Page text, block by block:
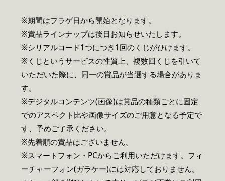
※期間はフラゲ日から開始となります。
※賞品ラインナップは後日お知らせいたします。
※シリアルコード1つにつき1回のくじがひけます。
※くじというサービスの性質上、複数回くじを引いて
いただいた際に、同一の賞品が当選する場合がありま
す。
※デジタルコンテンツ(画像)は賞品の種類ごとに固定
でのアスペクト比や画像サイズのご用意となる予定で
す、予めご了承ください。
※先着順の賞品はございません。
※スマートフォン・PCからご利用いただけます。フィ
ーチャーフォン(ガラケー)には対応しておりません。